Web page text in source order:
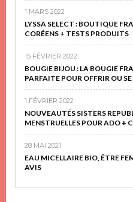
1 MARS 2022
LYSSA SELECT : BOUTIQUE
CORÉENS + TESTS PRODUITS
15 FÉVRIER 2022
BOUGIE BIJOU : LA BOUGIE
PARFAITE POUR OFFRIR OU
1 FÉVRIER 2022
NOUVEAUTÉS SISTERS
MENSTRUELLES POUR ADO +
28 MAI 2021
EAU MICELLAIRE BIO, ÊTRE
AVIS